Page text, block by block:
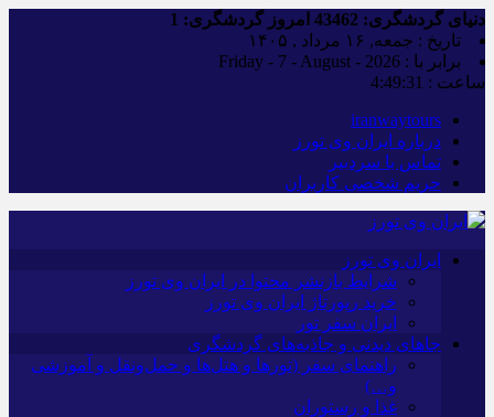
دنیای گردشگری: امروز گردشگری:
تاریخ : جمعه, ۱۶ مرداد , ۱۴۰۵
برابر با : Friday - 7 - August - 2026
ساعت : 4:49:31
iranwaytours
درباره ایران وی تورز
تماس با سردبیر
حریم شخصی کاربران
ایران وی تورز
شرایط بازنشر محتوا در ایران وی تورز
خرید رپورتاژ ایران وی تورز
ایران سفر تور
جاهای دیدنی و جاذبه‌های گردشگری
راهنمای سفر (تورها و هتل‌ها و حمل‌و‌نقل و آموزشی
و…)
غذا و رستوران